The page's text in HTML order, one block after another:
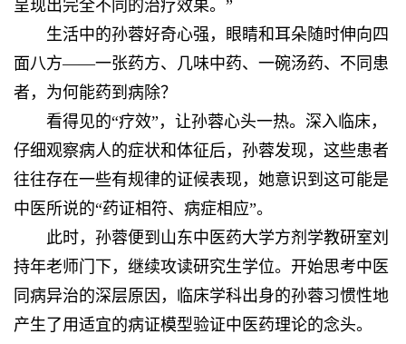
呈现出完全不同的治疗效果。”
生活中的孙蓉好奇心强，眼睛和耳朵随时伸向四
面八方——一张药方、几味中药、一碗汤药、不同患
者，为何能药到病除？
看得见的“疗效”，让孙蓉心头一热。深入临床，
仔细观察病人的症状和体征后，孙蓉发现，这些患者
往往存在一些有规律的证候表现，她意识到这可能是
中医所说的“药证相符、病症相应”。
此时，孙蓉便到山东中医药大学方剂学教研室刘
持年老师门下，继续攻读研究生学位。开始思考中医
同病异治的深层原因，临床学科出身的孙蓉习惯性地
产生了用适宜的病证模型验证中医药理论的念头。